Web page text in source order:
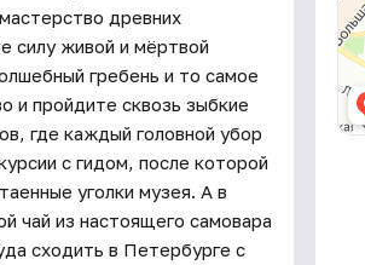
древних
силу живой и мёртвой
гребень и то самое
и пройдите сквозь зыбкие
где каждый головной убор
с гидом, после которой
уголки музея. А в
чай из настоящего самовара
сходить в Петербурге с